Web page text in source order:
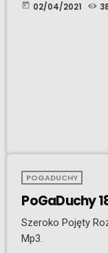
today 02/04/2021
POGADUCHY
PoGaDuchy
Szeroko Pojęty
Mp3.